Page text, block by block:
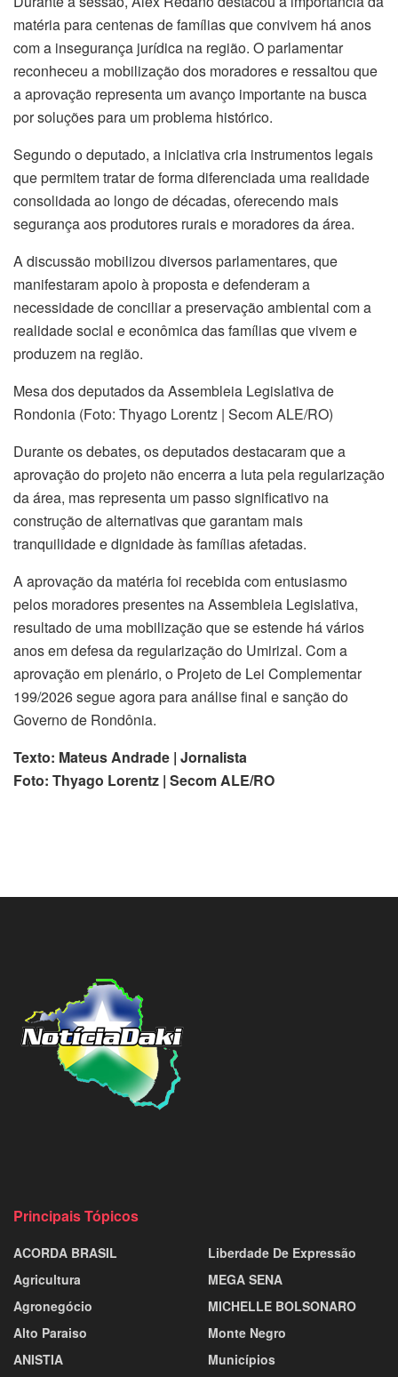
matéria para centenas de famílias que convivem há anos
com a insegurança jurídica na região. O parlamentar
reconheceu a mobilização dos moradores e ressaltou que
a aprovação representa um avanço importante na busca
por soluções para um problema histórico.
Segundo o deputado, a iniciativa cria instrumentos legais
que permitem tratar de forma diferenciada uma realidade
consolidada ao longo de décadas, oferecendo mais
segurança aos produtores rurais e moradores da área.
A discussão mobilizou diversos parlamentares, que
manifestaram apoio à proposta e defenderam a
necessidade de conciliar a preservação ambiental com a
realidade social e econômica das famílias que vivem e
produzem na região.
Mesa dos deputados da Assembleia Legislativa de
Rondonia (Foto: Thyago Lorentz | Secom ALE/RO)
Durante os debates, os deputados destacaram que a
aprovação do projeto não encerra a luta pela regularização
da área, mas representa um passo significativo na
construção de alternativas que garantam mais
tranquilidade e dignidade às famílias afetadas.
A aprovação da matéria foi recebida com entusiasmo
pelos moradores presentes na Assembleia Legislativa,
resultado de uma mobilização que se estende há vários
anos em defesa da regularização do Umirizal. Com a
aprovação em plenário, o Projeto de Lei Complementar
199/2026 segue agora para análise final e sanção do
Governo de Rondônia.
Texto: Mateus Andrade | Jornalista
Foto: Thyago Lorentz | Secom ALE/RO
Principais Tópicos
ACORDA BRASIL
Agricultura
Agronegócio
Alto Paraiso
ANISTIA
Liberdade De Expressão
MEGA SENA
MICHELLE BOLSONARO
Monte Negro
Municípios